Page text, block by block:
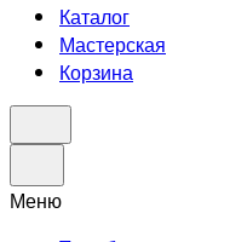
Каталог
Мастерская
Корзина
Меню